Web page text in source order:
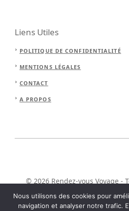
Liens Utiles
POLITIQUE DE CONFIDENTIALITÉ
MENTIONS LÉGALES
CONTACT
A PROPOS
© 2026 Rendez-vous Voyage -
Nous utilisons des cookies pour
navigation et analyser notre trafic.